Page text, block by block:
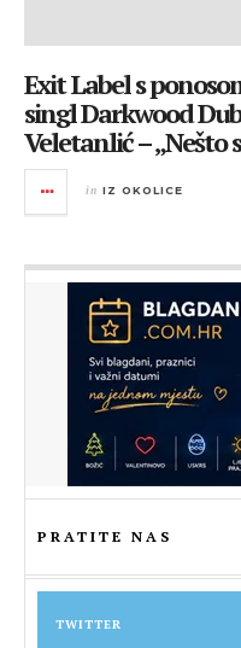
Exit Label s
singl Darkwood
Veletanlić – „Nešto
in IZ OKOLICE
PRATITE NAS
TWITTER